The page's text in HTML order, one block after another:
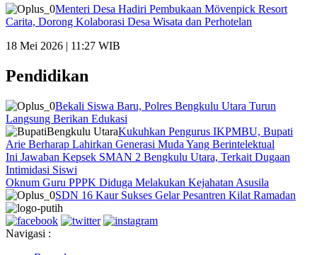
Menteri Desa Hadiri Pembukaan Mövenpick Resort
Carita, Dorong Kolaborasi Desa Wisata dan Perhotelan
18 Mei 2026 | 11:27 WIB
Pendidikan
Bekali Siswa Baru, Polres Bengkulu Utara Turun
Langsung Berikan Edukasi
Kukuhkan Pengurus IKPMBU, Bupati
Arie Berharap Lahirkan Generasi Muda Yang Berintelektual
Ini Jawaban Kepsek SMAN 2 Bengkulu Utara, Terkait Dugaan
Intimidasi Siswi
Oknum Guru PPPK Diduga Melakukan Kejahatan Asusila
SDN 16 Kaur Sukses Gelar Pesantren Kilat Ramadan
Navigasi :